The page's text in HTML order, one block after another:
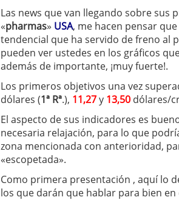
Las news que van llegando sobre
«pharmas» USA, me hacen pensar
tendencial que ha servido de freno al
pueden ver ustedes en los gráficos
además de importante, ¡muy fuerte!.
Los primeros objetivos una vez
dólares (1ª Rª.), 11,27y 13,50 dólares/
El aspecto de sus indicadores es
necesaria relajación, para lo que
zona mencionada con anterioridad,
«escopetada».
Como primera presentación , aquí lo
los que darán que hablar para bien